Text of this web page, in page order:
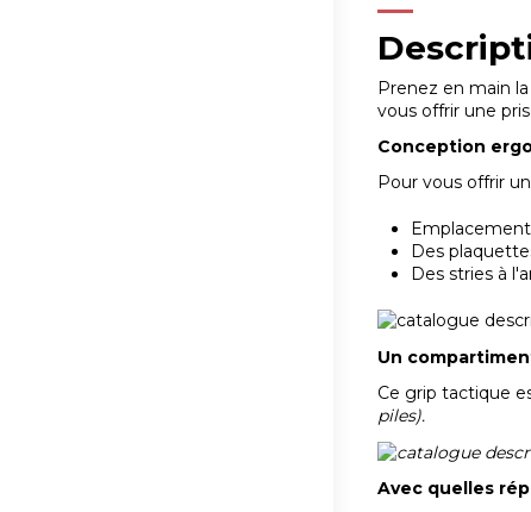
Prenez en main
vous offrir une
Conception
Pour vous offrir
Des
Des stries à
Un
Ce grip tactique
piles).
Avec quelles